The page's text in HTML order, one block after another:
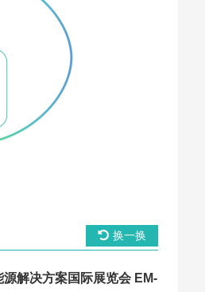
换一换
解决方案国际展览会 EM-